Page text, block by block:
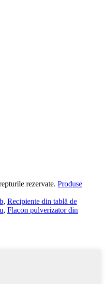
rezervate. Produse
, Recipiente din tablă de
, Flacon pulverizator din